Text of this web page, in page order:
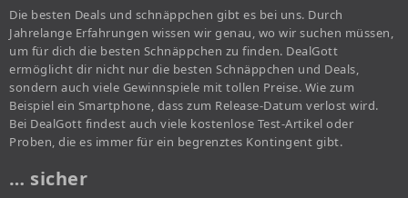
Die besten Deals und schnäppchen gibt es bei uns. Durch
Jahrelange Erfahrungen wissen wir genau, wo wir suchen müssen,
um für dich die besten Schnäppchen zu finden. DealGott
ermöglicht dir nicht nur die besten Schnäppchen und Deals,
sondern auch viele Gewinnspiele mit tollen Preise. Wie zum
Beispiel ein Smartphone, dass zum Release-Datum verlost wird.
Bei DealGott findest auch viele kostenlose Test-Artikel oder
Proben, die es immer für ein begrenztes Kontingent gibt.
… sicher